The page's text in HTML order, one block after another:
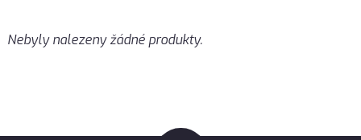
Nebyly nalezeny žádné produkty.